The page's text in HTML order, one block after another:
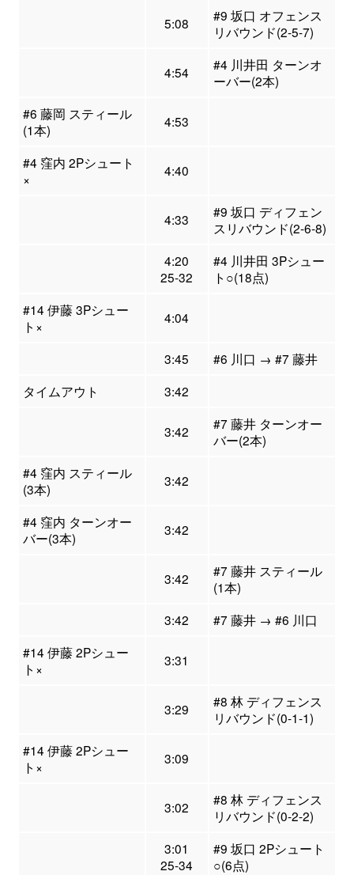
5:08
#9 坂口 オフェンス
リバウンド(2-5-7)
4:54
#4 川井田 ターンオ
ーバー(2本)
#6 藤岡 スティール
(1本)
4:53
#4 窪内 2Pシュート
×
4:40
4:33
#9 坂口 ディフェン
スリバウンド(2-6-8)
4:20
25-32
#4 川井田 3Pシュー
ト○(18点)
#14 伊藤 3Pシュー
ト×
4:04
3:45
#6 川口 → #7 藤井
タイムアウト
3:42
3:42
#7 藤井 ターンオー
バー(2本)
#4 窪内 スティール
(3本)
3:42
#4 窪内 ターンオー
バー(3本)
3:42
3:42
#7 藤井 スティール
(1本)
3:42
#7 藤井 → #6 川口
#14 伊藤 2Pシュー
ト×
3:31
3:29
#8 林 ディフェンス
リバウンド(0-1-1)
#14 伊藤 2Pシュー
ト×
3:09
3:02
#8 林 ディフェンス
リバウンド(0-2-2)
3:01
25-34
#9 坂口 2Pシュート
○(6点)